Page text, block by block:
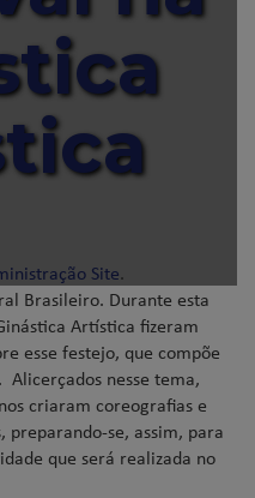
Site.
Brasileiro. Durante esta
Artística fizeram
esse festejo, que compõe
Alicerçados nesse tema,
criaram coreografias e
preparando-se, assim, para
que será realizada no